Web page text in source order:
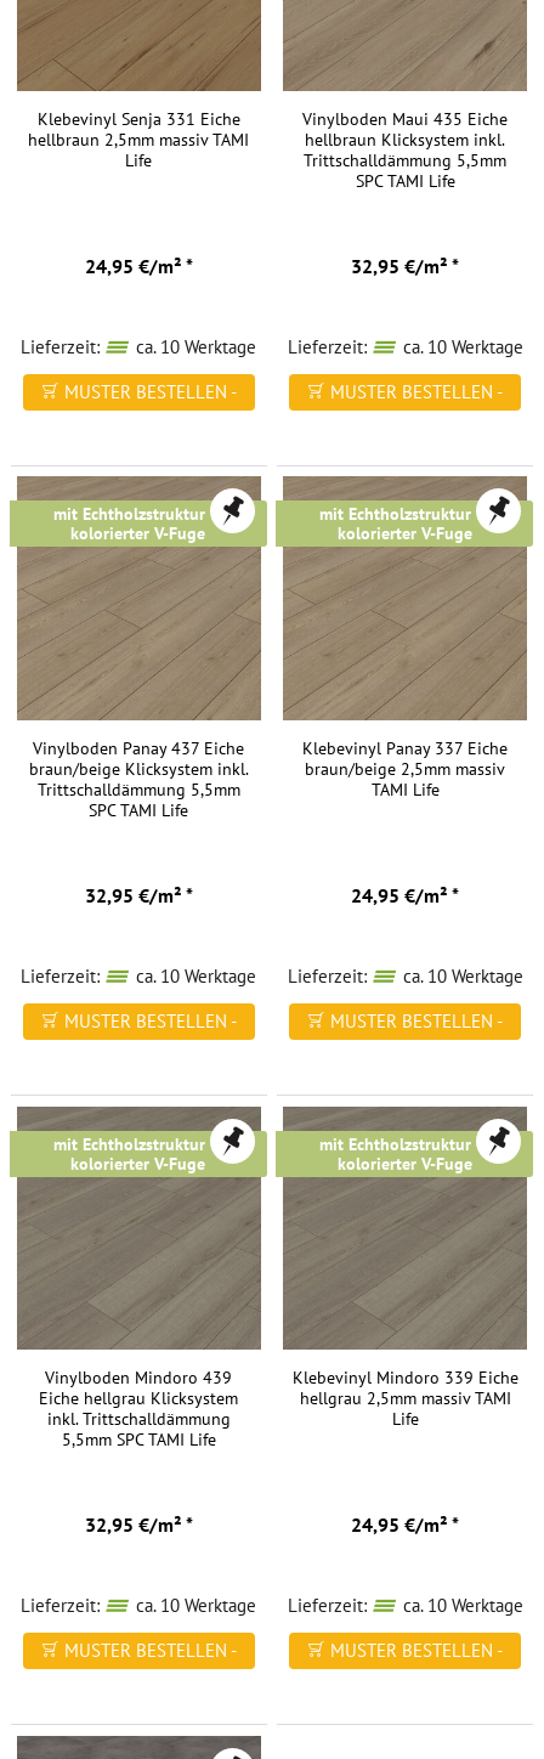
Klebevinyl Senja 331 Eiche
hellbraun 2,5mm massiv TAMI
Life
24,95 €/m² *
Lieferzeit:
ca. 10 Werktage
MUSTER BESTELLEN -
Vinylboden Maui 435 Eiche
hellbraun Klicksystem inkl.
Trittschalldämmung 5,5mm
SPC TAMI Life
32,95 €/m² *
Lieferzeit:
ca. 10 Werktage
MUSTER BESTELLEN -
mit Echtholzstruktur &
kolorierter V-Fuge
Vinylboden Panay 437 Eiche
braun/beige Klicksystem inkl.
Trittschalldämmung 5,5mm
SPC TAMI Life
32,95 €/m² *
Lieferzeit:
ca. 10 Werktage
MUSTER BESTELLEN -
mit Echtholzstruktur &
kolorierter V-Fuge
Klebevinyl Panay 337 Eiche
braun/beige 2,5mm massiv
TAMI Life
24,95 €/m² *
Lieferzeit:
ca. 10 Werktage
MUSTER BESTELLEN -
mit Echtholzstruktur &
kolorierter V-Fuge
Vinylboden Mindoro 439
Eiche hellgrau Klicksystem
inkl. Trittschalldämmung
5,5mm SPC TAMI Life
32,95 €/m² *
Lieferzeit:
ca. 10 Werktage
MUSTER BESTELLEN -
mit Echtholzstruktur &
kolorierter V-Fuge
Klebevinyl Mindoro 339 Eiche
hellgrau 2,5mm massiv TAMI
Life
24,95 €/m² *
Lieferzeit:
ca. 10 Werktage
MUSTER BESTELLEN -